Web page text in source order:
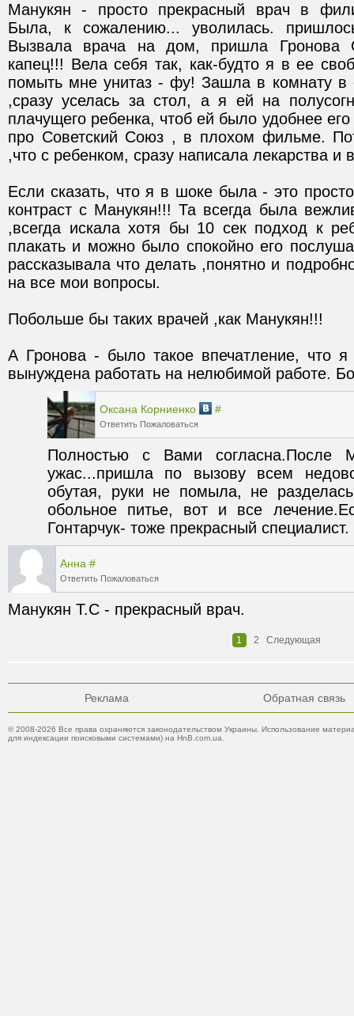
Манукян - просто прекрасный врач в
Была, к сожалению... уволилась.
Вызвала врача на дом, пришла Гронова
капец!!! Вела себя так, как-будто я в ее
помыть мне унитаз - фу! Зашла в комнату
,сразу уселась за стол, а я ей на
плачущего ребенка, чтоб ей было удобнее
про Советский Союз , в плохом фильме.
Если сказать, что я в шоке была - это
контраст с Манукян!!! Та всегда была
,всегда искала хотя бы 10 сек подход к
плакать и можно было спокойно его
рассказывала что делать ,понятно и
А Гронова - было такое впечатление, что
вынуждена работать на нелюбимой работе.
Оксана Корниенко #
Ответить Пожаловаться
Полностью с Вами согласна.После
ужас...пришла по вызову всем
обутая, руки не помыла, не
обольное питье, вот и все
Гонтарчук- тоже прекрасный специалист.
Анна #
Ответить Пожаловаться
Манукян Т.С - прекрасный врач.
1 2 Следующая
Реклама Обратная связь
© 2008-2026 Все права охраняются законодательством Украины. Использование
для индексации поисковыми системами) на HnB.com.ua.